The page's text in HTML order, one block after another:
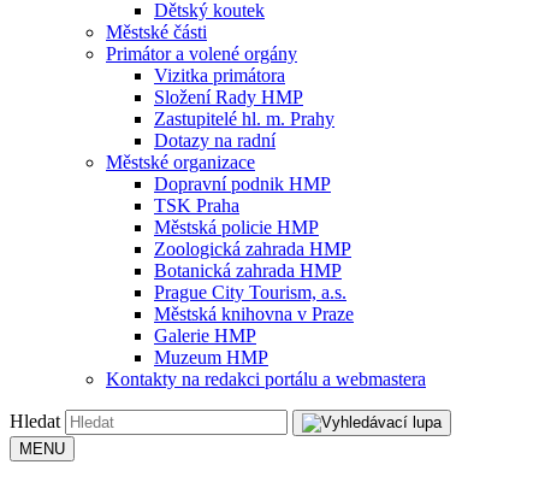
Dětský koutek
Městské části
Primátor a volené orgány
Vizitka primátora
Složení Rady HMP
Zastupitelé hl. m. Prahy
Dotazy na radní
Městské organizace
Dopravní podnik HMP
TSK Praha
Městská policie HMP
Zoologická zahrada HMP
Botanická zahrada HMP
Prague City Tourism, a.s.
Městská knihovna v Praze
Galerie HMP
Muzeum HMP
Kontakty na redakci portálu a webmastera
Hledat
MENU